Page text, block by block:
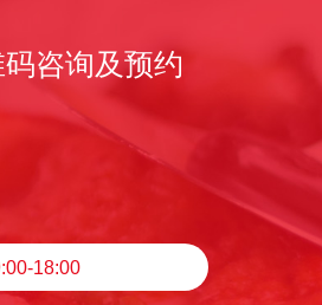
咨询及预约
18:00